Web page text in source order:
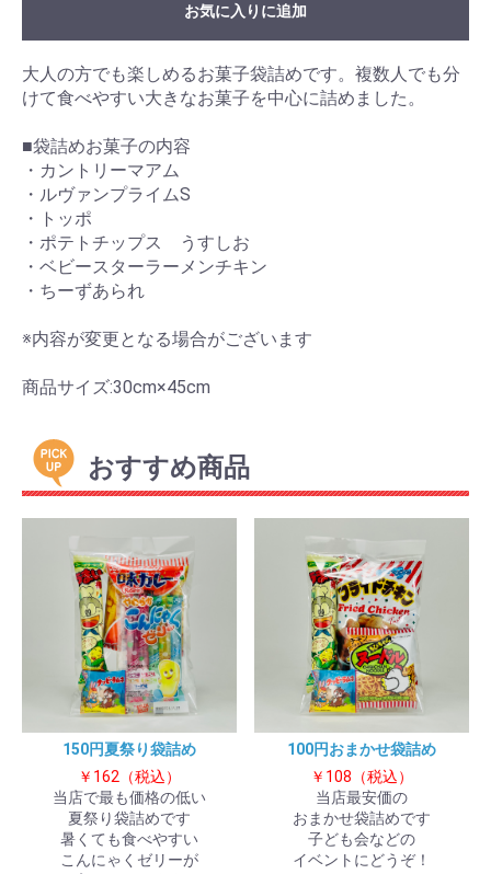
お気に入りに追加
大人の方でも楽しめるお菓子袋詰めです。複数人でも分
けて食べやすい大きなお菓子を中心に詰めました。
■袋詰めお菓子の内容
・カントリーマアム
・ルヴァンプライムS
・トッポ
・ポテトチップス うすしお
・ベビースターラーメンチキン
・ちーずあられ
※内容が変更となる場合がございます
商品サイズ:30cm×45cm
おすすめ商品
150円夏祭り袋詰め
￥162（税込）
当店で最も価格の低い
夏祭り袋詰めです
暑くても食べやすい
こんにゃくゼリーが
100円おまかせ袋詰め
￥108（税込）
当店最安価の
おまかせ袋詰めです
子ども会などの
イベントにどうぞ！